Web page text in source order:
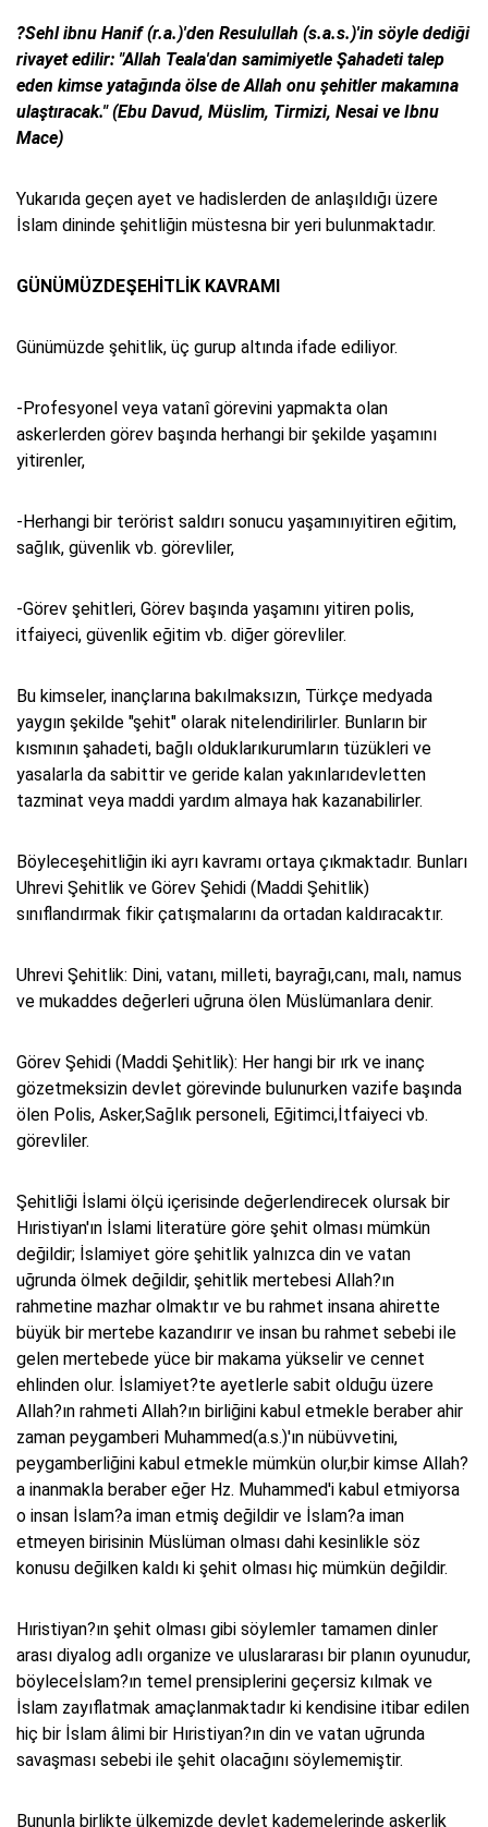
?Sehl ibnu Hanif (r.a.)'den Resulullah (s.a.s.)'in söyle dediği
rivayet edilir: "Allah Teala'dan samimiyetle Şahadeti talep
eden kimse yatağında ölse de Allah onu şehitler makamına
ulaştıracak." (Ebu Davud, Müslim, Tirmizi, Nesai ve Ibnu
Mace)
Yukarıda geçen ayet ve hadislerden de anlaşıldığı üzere
İslam dininde şehitliğin müstesna bir yeri bulunmaktadır.
GÜNÜMÜZDEŞEHİTLİK KAVRAMI
Günümüzde şehitlik, üç gurup altında ifade ediliyor.
-Profesyonel veya vatanî görevini yapmakta olan
askerlerden görev başında herhangi bir şekilde yaşamını
yitirenler,
-Herhangi bir terörist saldırı sonucu yaşamınıyitiren eğitim,
sağlık, güvenlik vb. görevliler,
-Görev şehitleri, Görev başında yaşamını yitiren polis,
itfaiyeci, güvenlik eğitim vb. diğer görevliler.
Bu kimseler, inançlarına bakılmaksızın, Türkçe medyada
yaygın şekilde "şehit" olarak nitelendirilirler. Bunların bir
kısmının şahadeti, bağlı olduklarıkurumların tüzükleri ve
yasalarla da sabittir ve geride kalan yakınlarıdevletten
tazminat veya maddi yardım almaya hak kazanabilirler.
Böyleceşehitliğin iki ayrı kavramı ortaya çıkmaktadır. Bunları
Uhrevi Şehitlik ve Görev Şehidi (Maddi Şehitlik)
sınıflandırmak fikir çatışmalarını da ortadan kaldıracaktır.
Uhrevi Şehitlik: Dini, vatanı, milleti, bayrağı,canı, malı, namus
ve mukaddes değerleri uğruna ölen Müslümanlara denir.
Görev Şehidi (Maddi Şehitlik): Her hangi bir ırk ve inanç
gözetmeksizin devlet görevinde bulunurken vazife başında
ölen Polis, Asker,Sağlık personeli, Eğitimci,İtfaiyeci vb.
görevliler.
Şehitliği İslami ölçü içerisinde değerlendirecek olursak bir
Hıristiyan'ın İslami literatüre göre şehit olması mümkün
değildir; İslamiyet göre şehitlik yalnızca din ve vatan
uğrunda ölmek değildir, şehitlik mertebesi Allah?ın
rahmetine mazhar olmaktır ve bu rahmet insana ahirette
büyük bir mertebe kazandırır ve insan bu rahmet sebebi ile
gelen mertebede yüce bir makama yükselir ve cennet
ehlinden olur. İslamiyet?te ayetlerle sabit olduğu üzere
Allah?ın rahmeti Allah?ın birliğini kabul etmekle beraber ahir
zaman peygamberi Muhammed(a.s.)'ın nübüvvetini,
peygamberliğini kabul etmekle mümkün olur,bir kimse Allah?
a inanmakla beraber eğer Hz. Muhammed'i kabul etmiyorsa
o insan İslam?a iman etmiş değildir ve İslam?a iman
etmeyen birisinin Müslüman olması dahi kesinlikle söz
konusu değilken kaldı ki şehit olması hiç mümkün değildir.
Hıristiyan?ın şehit olması gibi söylemler tamamen dinler
arası diyalog adlı organize ve uluslararası bir planın oyunudur,
böyleceİslam?ın temel prensiplerini geçersiz kılmak ve
İslam zayıflatmak amaçlanmaktadır ki kendisine itibar edilen
hiç bir İslam âlimi bir Hıristiyan?ın din ve vatan uğrunda
savaşması sebebi ile şehit olacağını söylememiştir.
Bununla birlikte ülkemizde devlet kademelerinde askerlik